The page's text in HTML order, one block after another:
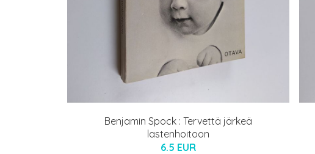
Benjamin Spock : Tervettä järkeä
lastenhoitoon
6.5 EUR